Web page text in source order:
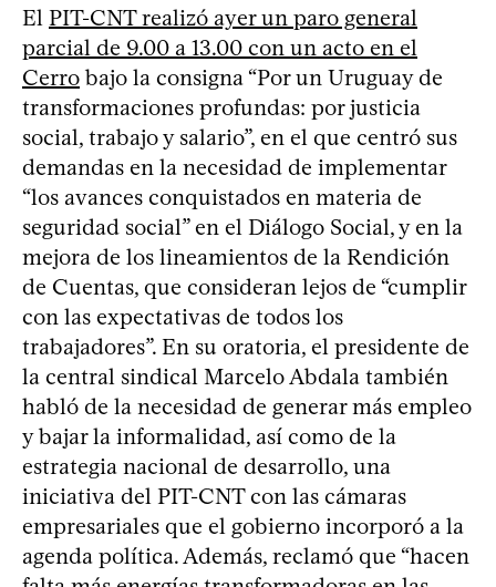
El PIT-CNT realizó ayer un paro general
parcial de 9.00 a 13.00 con un acto en el
Cerro bajo la consigna “Por un Uruguay de
transformaciones profundas: por justicia
social, trabajo y salario”, en el que centró sus
demandas en la necesidad de implementar
“los avances conquistados en materia de
seguridad social” en el Diálogo Social, y en la
mejora de los lineamientos de la Rendición
de Cuentas, que consideran lejos de “cumplir
con las expectativas de todos los
trabajadores”. En su oratoria, el presidente de
la central sindical Marcelo Abdala también
habló de la necesidad de generar más empleo
y bajar la informalidad, así como de la
estrategia nacional de desarrollo, una
iniciativa del PIT-CNT con las cámaras
empresariales que el gobierno incorporó a la
agenda política. Además, reclamó que “hacen